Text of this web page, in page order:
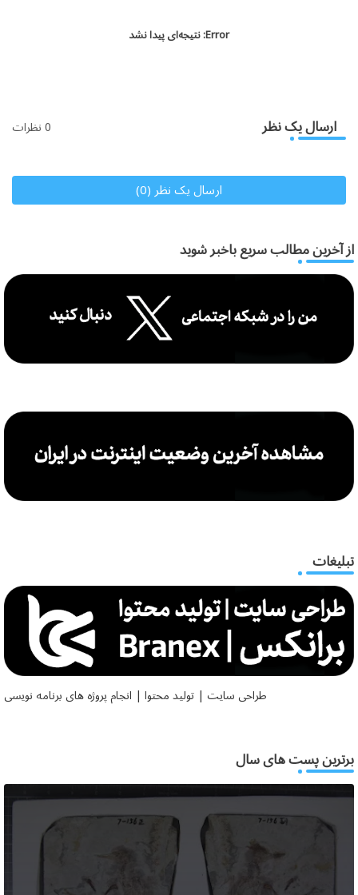
Error: نتیجه‌ای پیدا نشد
ارسال یک نظر 0 نظرات
ارسال یک نظر (0)
از آخرین مطالب سریع باخبر شوید
تبلیغات
طراحی سایت | تولید محتوا | انجام پروژه های برنامه نویسی
برترین پست های سال